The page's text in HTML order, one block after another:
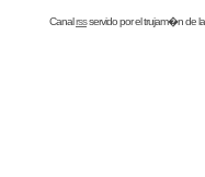
Canalrssservido por eltrujam�nde